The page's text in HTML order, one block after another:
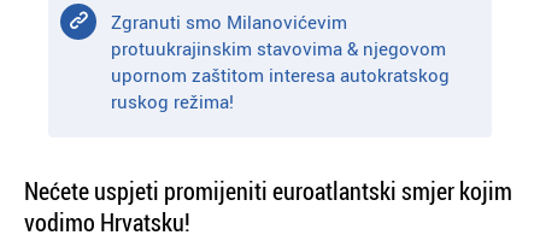
Zgranuti smo Milanovićevim
protuukrajinskim stavovima & njegovom
upornom zaštitom interesa autokratskog
ruskog režima!
Nećete uspjeti promijeniti euroatlantski smjer kojim
vodimo Hrvatsku!